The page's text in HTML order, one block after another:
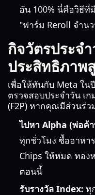
อัน 100% นี่คือวิธีที่
"ฟาร์ม Reroll จำน
กิจวัตรประจ
ประสิทธิภาพ
เพื่อให้ทันกับ Meta ใ
ตรวจสอบประจำวัน เ
(F2P) หากคุณมีส่วนร่
ไปหา Alpha (พ่อค้
ทุกชั่วโมง ซื้ออาหา
Chips ให้หมด ทอง
ตอนนี้
รับรางวัล Index: ทุ